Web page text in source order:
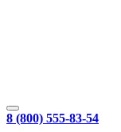
8 (800) 555-83-54